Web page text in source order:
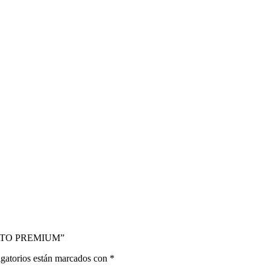
PREMIUM”
están marcados con *